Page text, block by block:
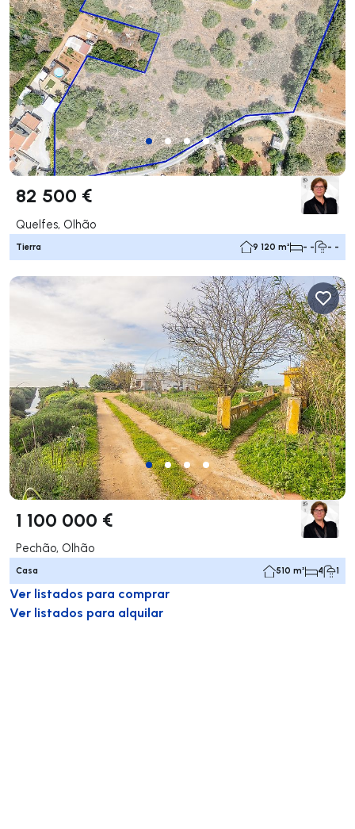
82 500 €
Quelfes, Olhão
Tierra 9 120 m² - - - -
1 100 000 €
Pechão, Olhão
Casa 510 m² 4 1
Ver listados para comprar
Ver listados para alquilar